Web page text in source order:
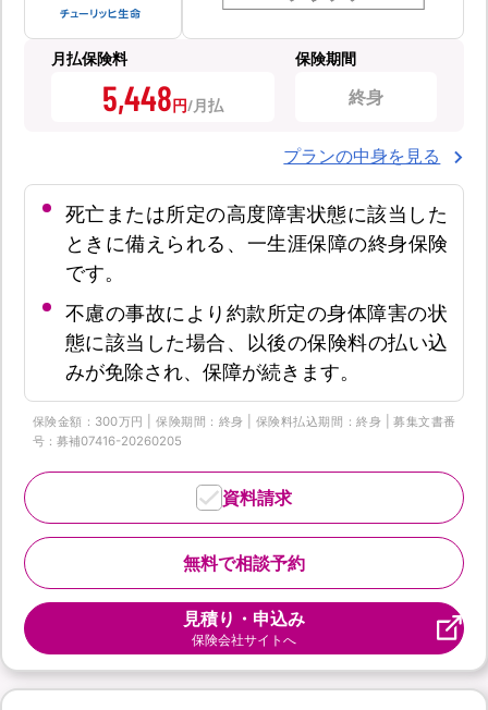
月払保険料
5,448円
保険期間
終身
プランの中身を見る
死亡または所定の高度障害状態に該当した
ときに備えられる、一生涯保障の終身保険
です。
不慮の事故により約款所定の身体障害の状
態に該当した場合、以後の保険料の払い込
みが免除され、保障が続きます。
保険金額：300万円 | 保険期間：終身 | 保険料払込期間：終身 | 募集文書番
号：募補07416-20260205
無料で相談予約
資料請求
見積り・申込み
保険会社サイトへ